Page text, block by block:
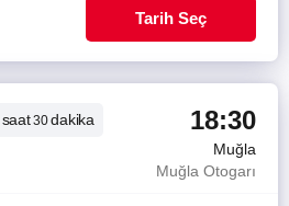
Tarih Seç
saat30dakika 18:30
Muğla
Muğla Otogarı